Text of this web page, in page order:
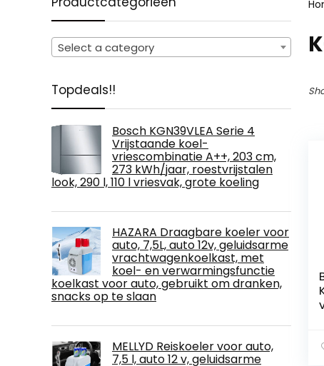
Select a category
Topdeals!!
Bosch KGN39VLEA Serie 4
Vrijstaande koel-
vriescombinatie A++, 203 cm,
273 kWh/jaar, roestvrijstalen
look, 290 l, 110 l vriesvak, grote koeling
HAZARA Draagbare koeler voor
auto, 7,5L, auto 12v, geluidsarme
vrachtwagenkoelkast, met
koel- en verwarmingsfunctie
koelkast voor auto, gebruikt om dranken,
snacks op te slaan
MELLYD Reiskoeler voor auto,
7,5 l, auto 12 v, geluidsarme